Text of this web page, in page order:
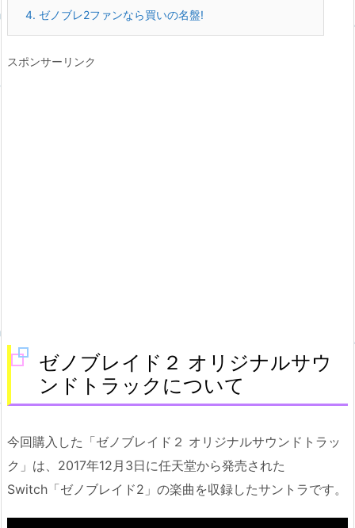
4. ゼノブレ2ファンなら買いの名盤!
スポンサーリンク
ゼノブレイド２ オリジナルサウ
ンドトラックについて
今回購入した「ゼノブレイド２ オリジナルサウンドトラッ
ク」は、2017年12月3日に任天堂から発売された
Switch「ゼノブレイド2」の楽曲を収録したサントラです。